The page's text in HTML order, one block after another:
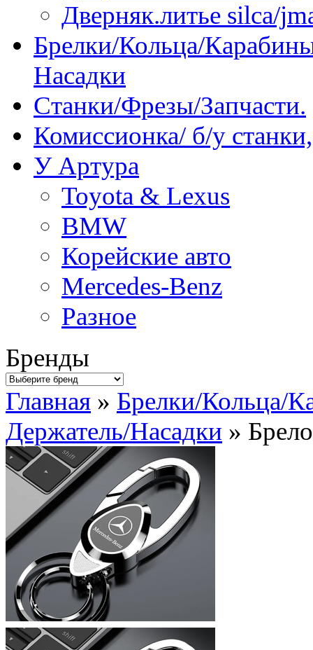
Дверняк.литье silca/
Брелки/Кольца/
Насадки
Станки/Фрезы/Запчасти.
Комиссионка/ б/у
У Артура
Toyota & Lexus
BMW
Корейские авто
Mercedes-Benz
Разное
Бренды
Главная » Брелки/Кольца/
Держатель/Насадки »